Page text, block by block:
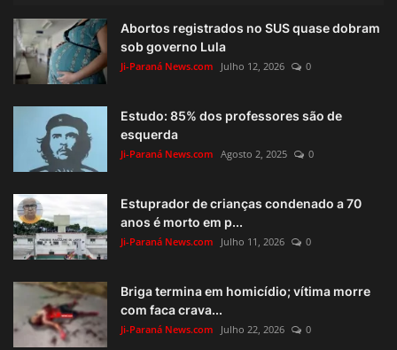
Abortos registrados no SUS quase dobram
sob governo Lula
Ji-Paraná News.com Julho 12, 2026 0
Estudo: 85% dos professores são de
esquerda
Ji-Paraná News.com Agosto 2, 2025 0
Estuprador de crianças condenado a 70
anos é morto em p...
Ji-Paraná News.com Julho 11, 2026 0
Briga termina em homicídio; vítima morre
com faca crava...
Ji-Paraná News.com Julho 22, 2026 0